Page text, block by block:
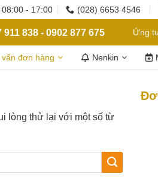
08:00 - 17:00 (028) 6653 4546
911 838 - 0902 877 675 Ứng
vấn đơn hàng Nenkin
lòng thử lại với một số từ